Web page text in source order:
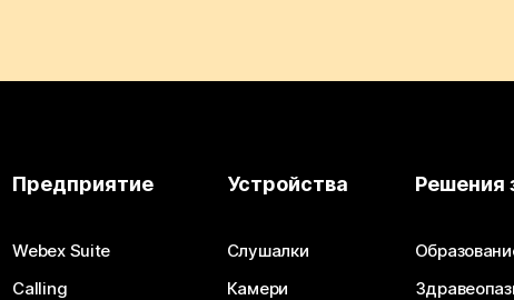
Предприятие
Webex Suite
Calling
Устройства
Слушалки
Камери
Решения